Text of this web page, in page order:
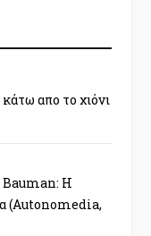
απο το χιόνι
Bauman: Η
(Autonomedia,